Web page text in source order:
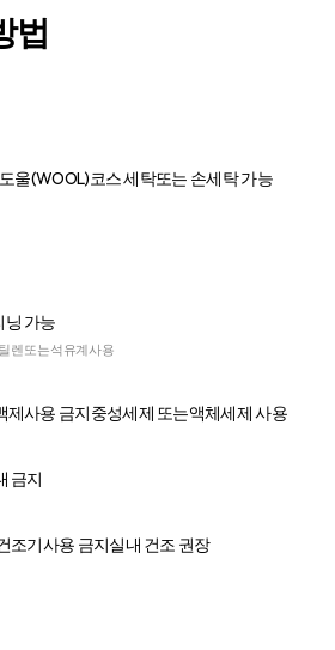
법
울(WOOL)코스 세탁또는 손세탁 가능
가능
렌 또는 석유계 사용
제사용 금지중성세제 또는액체세제 사용​
금지
조기​사용 금지​실내 건조 권장